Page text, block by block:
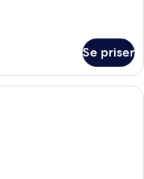
Se priser
hotelværelse med en